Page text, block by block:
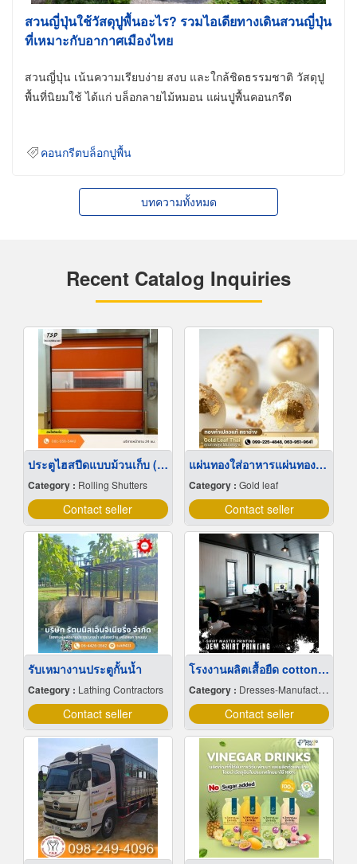
สวนญี่ปุ่นใช้วัสดุปูพื้นอะไร? รวมไอเดียทางเดินสวนญี่ปุ่น
ที่เหมาะกับอากาศเมืองไทย
สวนญี่ปุ่น เน้นความเรียบง่าย สงบ และใกล้ชิดธรรมชาติ วัสดุปู
พื้นที่นิยมใช้ ได้แก่ บล็อกลายไม้หมอน แผ่นปูพื้นคอนกรีต
คอนกรีตบล็อกปูพื้น
บทความทั้งหมด
Recent Catalog Inquiries
ประตูไฮสปีดแบบม้วนเก็บ (Roll-Up High Speed Door)
Category : Rolling Shutters
Contact seller
แผ่นทองใส่อาหารแผ่นทองติดขนมเค้กใส่ทอง
Category : Gold leaf
Contact seller
รับเหมางานประตูกั้นน้ำ
Category : Lathing Contractors
Contact seller
โรงงานผลิตเสื้อยืด cotton 100
Category : Dresses-Manufacturers
Contact seller